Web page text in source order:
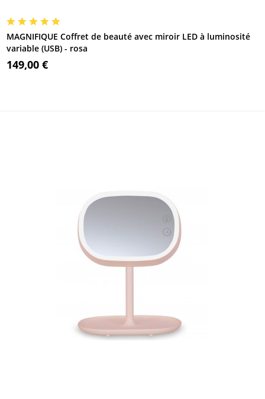
MAGNIFIQUE Coffret de beauté avec miroir LED à luminosité
variable (USB) - rosa
149,00 €